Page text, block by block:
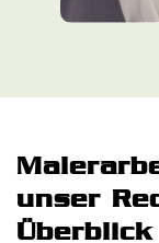
unser
Überblick